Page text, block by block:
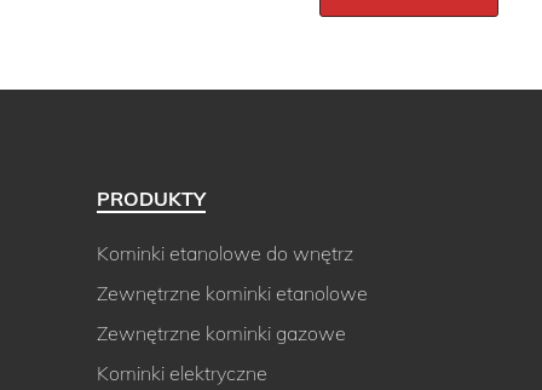
PRODUKTY
Kominki etanolowe do wnętrz
Zewnętrzne kominki etanolowe
Zewnętrzne kominki gazowe
Kominki elektryczne